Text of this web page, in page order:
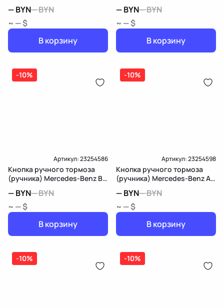
—BYN—BYN
~ — $
В корзину
—BYN—BYN
~ — $
В корзину
-10%
Артикул:23254586
Кнопка ручного тормоза
(ручника) Mercedes-Benz B
—BYN—BYN
~ — $
В корзину
-10%
Артикул:23254598
Кнопка ручного тормоза
(ручника) Mercedes-Benz A
—BYN—BYN
~ — $
В корзину
-10% -10%